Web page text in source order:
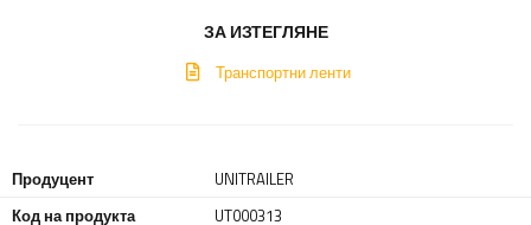
ЗА ИЗТЕГЛЯНЕ
Транспортни ленти
Продуцент
UNITRAILER
Код на продукта
UT000313